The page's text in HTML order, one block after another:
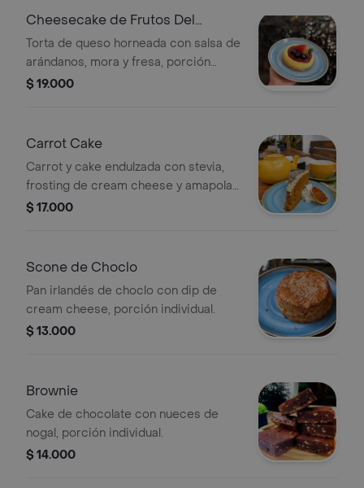
artesanal
Cheesecake de Frutos Del
Bosque
Torta de queso horneada con salsa de
arándanos, mora y fresa, porción
individual.
$ 19.000
Carrot Cake
Carrot y cake endulzada con stevia,
frosting de cream cheese y amapola,
porción individual.
$ 17.000
Scone de Choclo
Pan irlandés de choclo con dip de
cream cheese, porción individual.
$ 13.000
Brownie
Cake de chocolate con nueces de
nogal, porción individual.
$ 14.000